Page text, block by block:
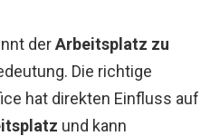
derArbeitsplatz zu
Die richtige
hat direkten Einfluss auf
und kann